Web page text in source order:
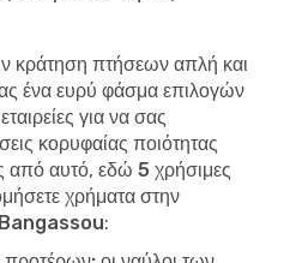
κράτηση πτήσεων απλή και
ένα ευρύ φάσμα επιλογών
για να σας
κορυφαίας ποιότητας
από αυτό, εδώ 5 χρήσιμες
χρήματα στην
: